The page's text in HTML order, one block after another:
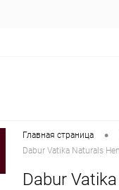
Главная страница •
Dabur Vatika Naturals
Dabur